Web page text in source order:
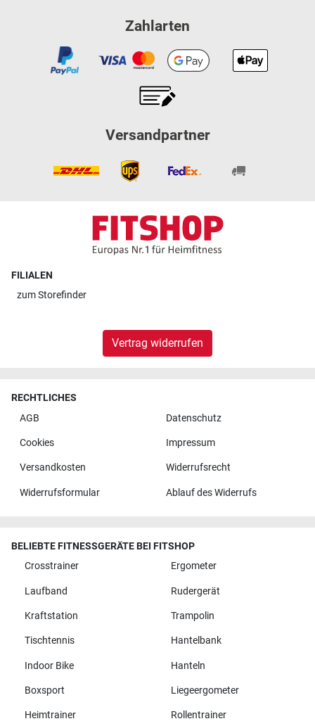
Zahlarten
Versandpartner
FILIALEN
zumStorefinder
Vertrag widerrufen
RECHTLICHES
AGB
Datenschutz
Cookies Impressum
Versandkosten Widerrufsrecht
Widerrufsformular Ablauf des Widerrufs
BELIEBTE FITNESSGERÄTE BEI FITSHOP
Crosstrainer
Ergometer
Laufband Rudergerät
Kraftstation Trampolin
Tischtennis Hantelbank
Indoor Bike Hanteln
Boxsport Liegeergometer
Heimtrainer Rollentrainer